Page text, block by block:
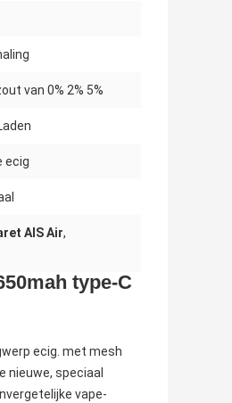
van 0% 2% 5%
ecig
AIS Air,
type-C
ecig. met mesh
nieuwe, speciaal
vape-